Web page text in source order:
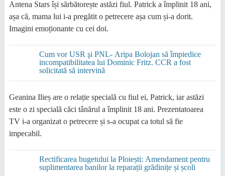
Antena Stars își sărbătorește astăzi fiul. Patrick a împlinit 18 ani,
așa că, mama lui i-a pregătit o petrecere așa cum și-a dorit.
Imagini emoționante cu cei doi.
Cum vor USR şi PNL- Aripa Bolojan să împiedice
incompatibilitatea lui Dominic Fritz. CCR a fost
solicitată să intervină
Geanina Ilieș are o relație specială cu fiul ei, Patrick, iar astăzi
este o zi specială căci tânărul a împlinit 18 ani. Prezentatoarea
TV i-a organizat o petrecere și s-a ocupat ca totul să fie
impecabil.
Rectificarea bugetului la Ploiești: Amendament pentru
suplimentarea banilor la reparații grădinițe și școli